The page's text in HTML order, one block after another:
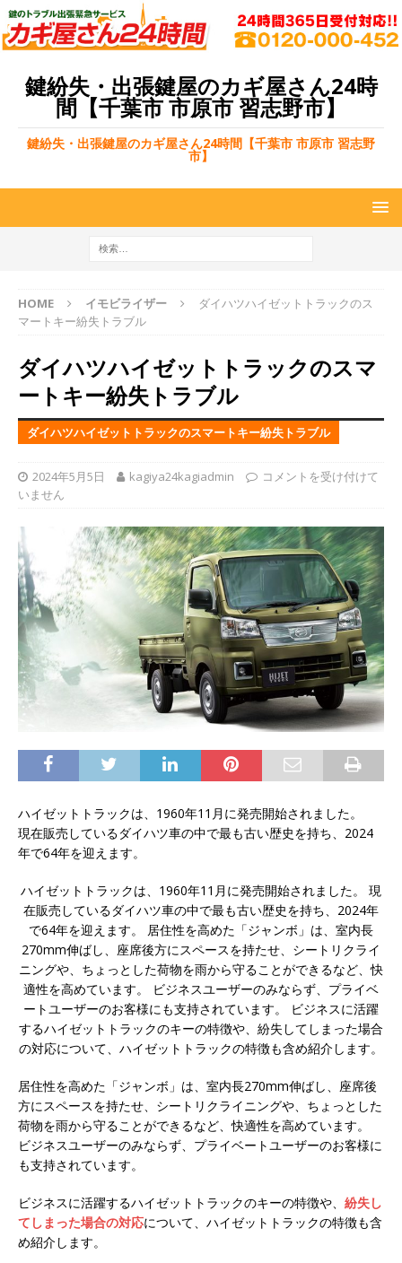
鍵紛失・出張鍵屋のカギ屋さん24時
間【千葉市 市原市 習志野市】
鍵紛失・出張鍵屋のカギ屋さん24時間【千葉市 市原市 習志野
市】
HOME イモビライザー
ダイハツハイゼットトラックのス
マートキー紛失トラブル
ダイハツハイゼットトラックのスマ
ートキー紛失トラブル
ダイハツハイゼットトラックのスマートキー紛失トラブル
2024年5月5日 kagiya24kagiadmin
コメントを受け付けて
いません
ハイゼットトラックは、1960年11月に発売開始されました。
現在販売しているダイハツ車の中で最も古い歴史を持ち、2024
年で64年を迎えます。
ハイゼットトラックは、1960年11月に発売開始されました。 現
在販売しているダイハツ車の中で最も古い歴史を持ち、2024年
で64年を迎えます。 居住性を高めた「ジャンボ」は、室内長
270mm伸ばし、座席後方にスペースを持たせ、シートリクライ
ニングや、ちょっとした荷物を雨から守ることができるなど、快
適性を高めています。 ビジネスユーザーのみならず、プライベ
ートユーザーのお客様にも支持されています。 ビジネスに活躍
するハイゼットトラックのキーの特徴や、紛失してしまった場合
の対応について、ハイゼットトラックの特徴も含め紹介します。
居住性を高めた「ジャンボ」は、室内長270mm伸ばし、座席後
方にスペースを持たせ、シートリクライニングや、ちょっとした
荷物を雨から守ることができるなど、快適性を高めています。
ビジネスユーザーのみならず、プライベートユーザーのお客様に
も支持されています。
ビジネスに活躍するハイゼットトラックのキーの特徴や、 紛失し
てしまった場合の対応について、ハイゼットトラックの特徴も含
め紹介します。